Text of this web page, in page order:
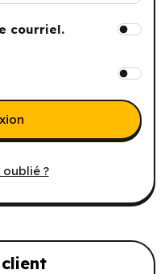
courriel.
?